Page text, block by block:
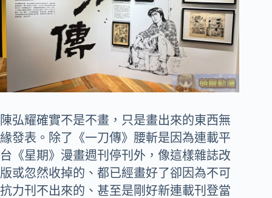
陳弘耀確實不是不畫，只是畫出來的東西無
緣發表。除了《一刀傳》腰斬是因為連載平
台《星期》漫畫週刊停刊外，像這樣雜誌改
版或忽然收掉的、都已經畫好了卻因為不可
抗力刊不出來的、甚至是剛好新連載刊登當